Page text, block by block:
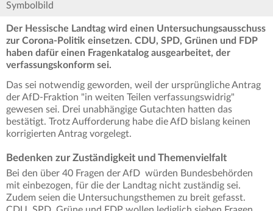
Symbolbild
Der Hessische Landtag wird einen Untersuchungsausschuss
zur Corona-Politik einsetzen. CDU, SPD, Grünen und FDP
haben dafür einen Fragenkatalog ausgearbeitet, der
verfassungskonform sei.
Das sei notwendig geworden, weil der ursprüngliche Antrag
der AfD-Fraktion "in weiten Teilen verfassungswidrig"
gewesen sei. Drei unabhängige Gutachten hatten das
bestätigt. Trotz Aufforderung habe die AfD bislang keinen
korrigierten Antrag vorgelegt.
Bedenken zur Zuständigkeit und Themenvielfalt
Bei den über 40 Fragen der AfD würden Bundesbehörden
mit einbezogen, für die der Landtag nicht zuständig sei.
Zudem seien die Untersuchungsthemen zu breit gefasst.